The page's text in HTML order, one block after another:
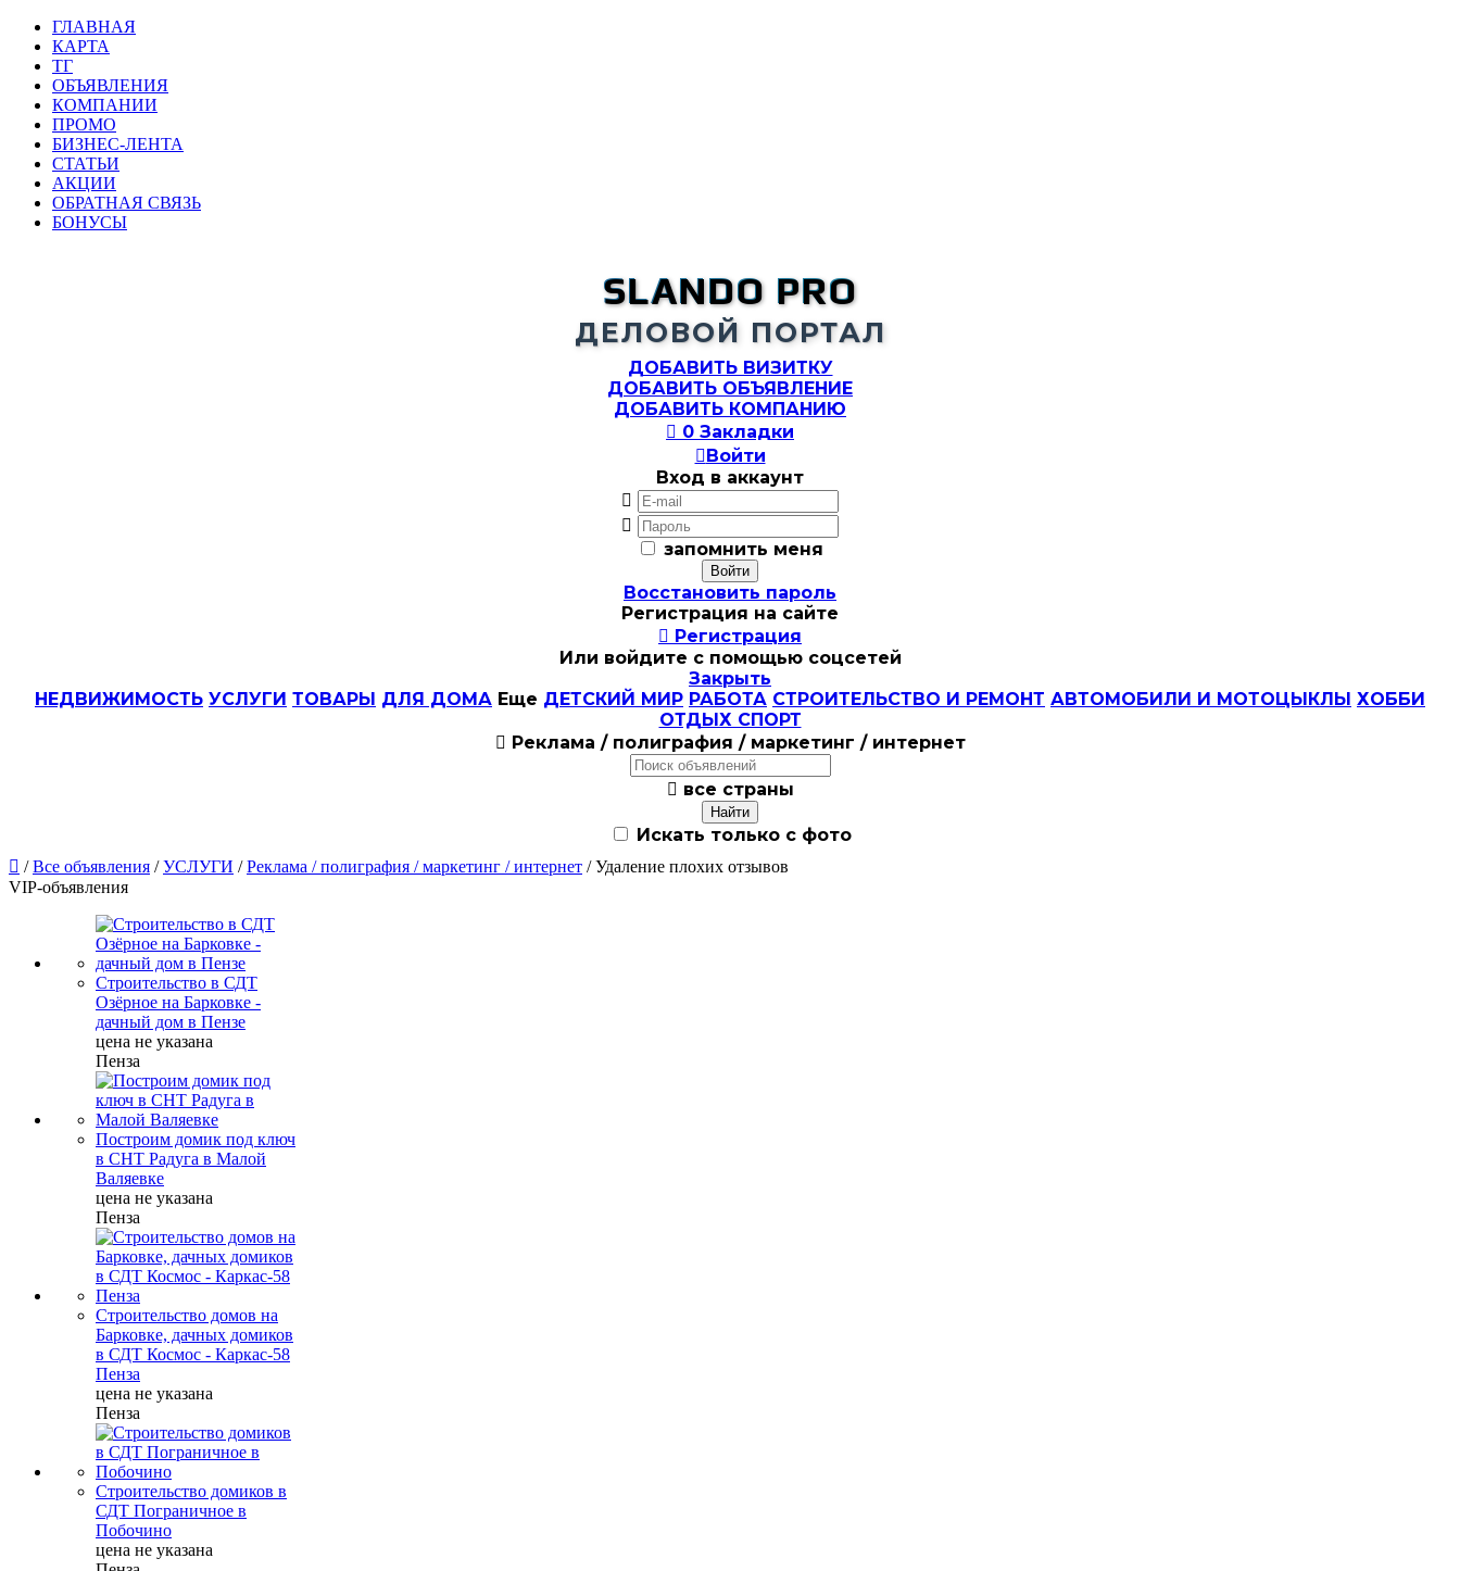
ГЛАВНАЯ
КАРТА
ТГ
ОБЪЯВЛЕНИЯ
КОМПАНИИ
ПРОМО
БИЗНЕС-ЛЕНТА
СТАТЬИ
АКЦИИ
ОБРАТНАЯ СВЯЗЬ
БОНУСЫ
SLANDO PRO
ДЕЛОВОЙ ПОРТАЛ
ДОБАВИТЬ ВИЗИТКУ
ДОБАВИТЬ ОБЪЯВЛЕНИЕ
ДОБАВИТЬ КОМПАНИЮ
 0 Закладки
Войти
Вход в аккаунт


запомнить меня
Восстановить пароль
Регистрация на сайте
 Регистрация
Или войдите с помощью соцсетей
Закрыть
НЕДВИЖИМОСТЬ УСЛУГИ ТОВАРЫ ДЛЯ ДОМА Еще ДЕТСКИЙ МИР РАБОТА СТРОИТЕЛЬСТВО И РЕМОНТ АВТОМОБИЛИ И МОТОЦЫКЛЫ ХОББИ
ОТДЫХ СПОРТ
 Реклама / полиграфия / маркетинг / интернет
 все страны
Искать только с фото
 /Все объявления /УСЛУГИ /Реклама / полиграфия / маркетинг / интернет / Удаление плохих отзывов
VIP-объявления
Строительство в СДТ
Озёрное на Барковке -
дачный дом в Пензе
цена не указана
Пенза
Построим домик под ключ
в СНТ Радуга в Малой
Валяевке
цена не указана
Пенза
Строительство домов на
Барковке, дачных домиков
в СДТ Космос - Каркас-58
Пенза
цена не указана
Пенза
Строительство домиков в
СДТ Пограничное в
Побочино
цена не указана